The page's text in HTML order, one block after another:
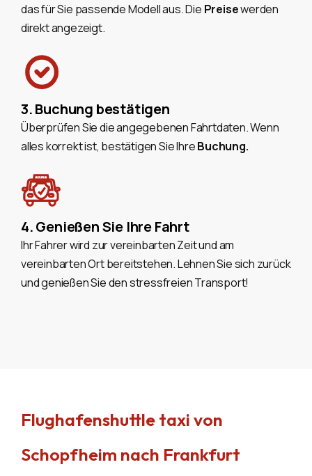
das für Sie passende Modell aus. Die Preisewerden
direkt angezeigt.
3. Buchung bestätigen
Überprüfen Sie die angegebenen Fahrtdaten. Wenn
alles korrekt ist, bestätigen Sie IhreBuchung.
4. Genießen Sie Ihre Fahrt
Ihr Fahrer wird zur vereinbarten Zeit und am
vereinbarten Ort bereitstehen. Lehnen Sie sich zurück
und genießen Sie den stressfreien Transport!
Flughafenshuttle taxi von
Schopfheim nach Frankfurt